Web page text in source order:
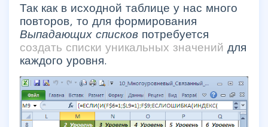
Так как в исходной таблице у нас много
повторов, то для формирования
Выпадающих списков потребуется
создать списки уникальных значений для
каждого уровня.